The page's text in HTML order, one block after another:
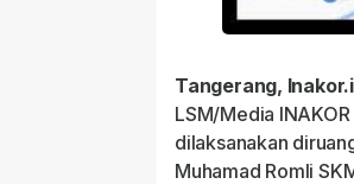
Tangerang,
LSM/Media
dilaksanakan
Muhamad Romli